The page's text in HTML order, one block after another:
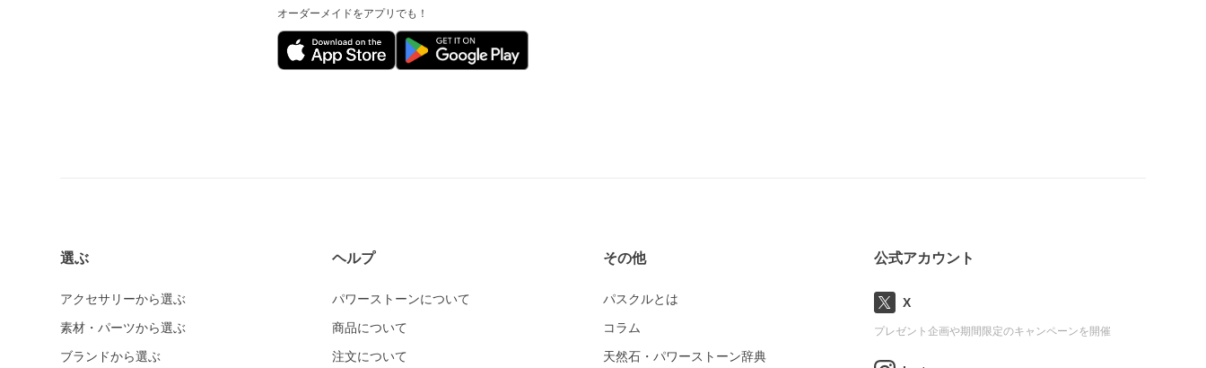
オーダーメイドをアプリでも！
選ぶ
アクセサリーから選ぶ
素材・パーツから選ぶ
ブランドから選ぶ
ヘルプ
パワーストーンについて
商品について
注文について
その他
パスクルとは
コラム
天然石・パワーストーン辞典
公式アカウント
X
プレゼント企画や期間限定のキャンペーンを開催